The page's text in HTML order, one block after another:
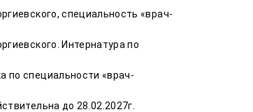
специальность «врач-
Интернатура по
по специальности «врач-
до 28.02.2027г.